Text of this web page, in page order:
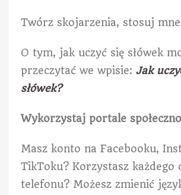
Twórz skojarzenia, stosuj
O tym, jak uczyć się słówek
przeczytać we wpisie: Jak
słówek?
Wykorzystaj portale
Masz konto na Facebooku,
TikToku? Korzystasz każdego
telefonu? Możesz zmienić